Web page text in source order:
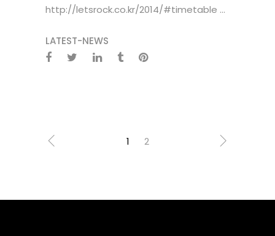
http://letsrock.co.kr/2014/#timetable ...
LATEST-NEWS
1 2